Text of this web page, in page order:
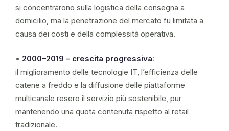
si concentrarono sulla logistica della consegna a
domicilio, ma la penetrazione del mercato fu limitata a
causa dei costi e della complessità operativa.
• 2000–2019 – crescita progressiva:
il miglioramento delle tecnologie IT, l’efficienza delle
catene a freddo e la diffusione delle piattaforme
multicanale resero il servizio più sostenibile, pur
mantenendo una quota contenuta rispetto al retail
tradizionale.